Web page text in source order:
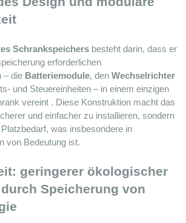
Schrankspeichers besteht darin, dass er
erforderlichen
– die Batteriemodule, den Wechselrichter
und Steuereinheiten – in einem einzigen
vereint . Diese Konstruktion macht das
und einfacher zu installieren, sondern
was insbesondere in
von Bedeutung ist.
geringerer ökologischer
Speicherung von